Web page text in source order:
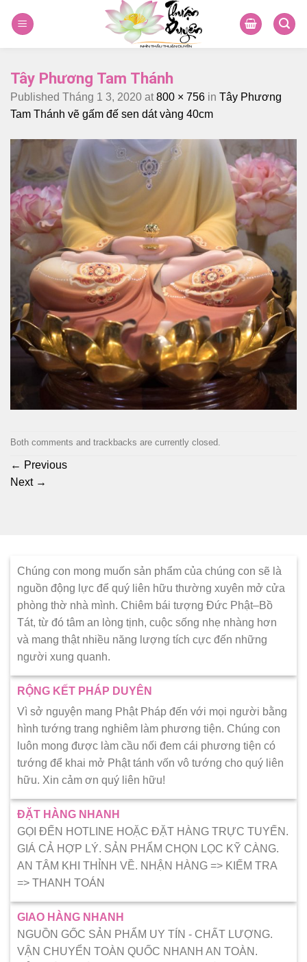
Tây Phương Tam Thánh
Published Tháng 1 3, 2020 at 800 × 756 in Tây Phương
Tam Thánh vẽ gấm đế sen dát vàng 40cm
Both comments and trackbacks are currently closed.
← Previous
Next →
Chúng con mong muốn sản phẩm của chúng con sẽ là
nguồn động lực để quý liên hữu thường xuyên mở cửa
phòng thờ nhà mình. Chiêm bái tượng Đức Phật–Bồ
Tát, từ đó tâm an lòng tịnh, cuộc sống nhẹ nhàng hơn
và mang thật nhiều năng lượng tích cực đến những
người xung quanh.
RỘNG KẾT PHÁP DUYÊN
Vì sở nguyện mang Phật Pháp đến với mọi người bằng
hình tướng trang nghiêm làm phương tiện. Chúng con
luôn mong được làm cầu nối đem cái phương tiện có
tướng để khai mở Phật tánh vốn vô tướng cho quý liên
hữu. Xin cảm ơn quý liên hữu!
ĐẶT HÀNG NHANH
GỌI ĐẾN HOTLINE HOẶC ĐẶT HÀNG TRỰC TUYẾN.
GIÁ CẢ HỢP LÝ. SẢN PHẨM CHỌN LỌC KỸ CÀNG.
AN TÂM KHI THỈNH VỀ. NHẬN HÀNG => KIẾM TRA
=> THANH TOÁN
GIAO HÀNG NHANH
NGUỒN GỐC SẢN PHẨM UY TÍN - CHẤT LƯỢNG.
VẬN CHUYỂN TOÀN QUỐC NHANH AN TOÀN.